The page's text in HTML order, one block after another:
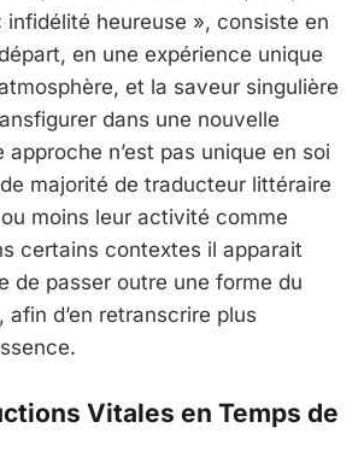
infidélité heureuse », consiste en
en une expérience unique
et la saveur singulière
dans une nouvelle
approche n’est pas unique en soi
majorité de traducteur littéraire
moins leur activité comme
certains contextes il apparait
de passer outre une forme du
d’en retranscrire plus
Vitales en Temps de